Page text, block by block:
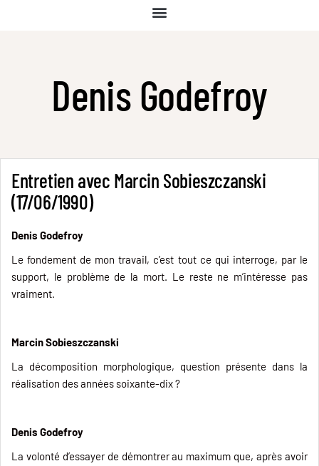
Denis Godefroy
Entretien avec Marcin Sobieszczanski
(17/06/1990)
Denis Godefroy
Le fondement de mon travail, c’est tout ce qui interroge, par le
support, le problème de la mort. Le reste ne m’intéresse pas
vraiment.
Marcin Sobieszczanski
La décomposition morphologique, question présente dans la
réalisation des années soixante-dix ?
Denis Godefroy
La volonté d’essayer de démontrer au maximum que, après avoir